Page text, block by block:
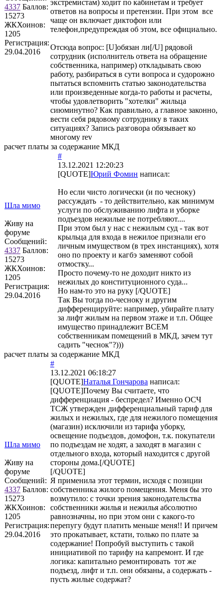
4337 Баллов:
15273
ЖКХоинов:
1205
Регистрация:
29.04.2016
экстремистам) ходит по кабинетам и требует
ответов на вопросы и претензии. При этом все
чаще он включает диктофон или
телефон,предупреждая об этом, все официально.
Отсюда вопрос: [U]обязан ли[/U] рядовой
сотрудник (исполнитель ответа на обращение
собственника, например) откладывать свою
работу, разбираться в сути вопроса и судорожно
пытаться вспомнить статью законодательства
или произведенные когда-то работы и расчеты,
чтобы удовлетворить "хотелки" жильца
сиюминутно? Как правильно, а главное законно,
вести себя рядовому сотруднику в таких
ситуациях? Запись разговора обязывает ко
многому rev
расчет платы за содержание МКД
Шла мимо
Живу на
форуме
Сообщений:
4337 Баллов:
15273
ЖКХоинов:
1205
Регистрация:
29.04.2016
#
13.12.2021 12:20:23
[QUOTE]Юрий Фомин написал:
Но если чисто логически (и по чесноку)
рассуждать - то действительно, как минимум
услуги по обслуживанию лифта и уборке
подъездов нежилые не потребляют....
При этом был у нас с нежилым суд - так вот
крыльца для входа в нежилое признали его
личным имуществом (в трех инстанциях), хотя
оно по проекту и кагбэ заменяют собой
отмостку...
Просто почему-то не доходит никто из
нежилых до конституционного суда...
Но нам-то это на руку [/QUOTE]
Так Вы тогда по-чесноку и другим
дифференцируйте: например, убирайте плату
за лифт жилым на первом этаже и т.п. Общее
имущество принадлежит ВСЕМ
собственникам помещений в МКД, зачем тут
садить "чеснок"?)))
расчет платы за содержание МКД
Шла мимо
Живу на
форуме
Сообщений:
4337 Баллов:
15273
ЖКХоинов:
1205
Регистрация:
29.04.2016
#
13.12.2021 06:18:27
[QUOTE]Наталья Гончарова написал:
[QUOTE]Почему Вы считаете, что
дифференциация - беспредел? Именно ОСЧ
ТСЖ утвержден дифференциальный тариф для
жилых и нежилых, где для нежилого помещения
(магазин) исключили из тарифа уборку,
освещение подъездов, домофон, т.к. покупатели
по подъездам не ходят, а заходят в магазин с
отдельного входа, который находится с другой
стороны дома.[/QUOTE]
[/QUOTE]
Я применила этот термин, исходя с позиции
собственника жилого помещения. Меня бы это
возмутило: с точки зрения законодательства
собственники жилья и нежилья абсолютно
равнозначны, но при этом они с какого-то
перепугу будут платить меньше меня!! И причем
это прокатывает, кстати, только по плате за
содержание! Попробуй выступить с такой
инициативой по тарифу на капремонт. И где
логика: капитально ремонтировать тот же
подъезд, лифт и т.п. они обязаны, а содержать -
пусть жилые содержат?